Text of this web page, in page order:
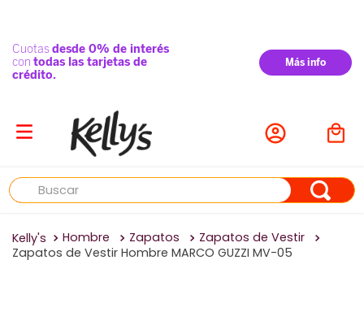
Buscar
Hombre Zapatos
Zapatos de Vestir
Zapatos de Vestir Hombre MARCO GUZZI MV-05